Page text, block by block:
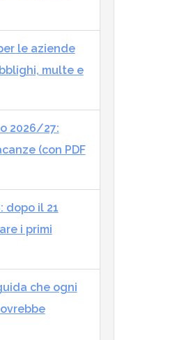
le aziende
multe e
2026/27:
(con PDF
dopo il 21
i primi
che ogni